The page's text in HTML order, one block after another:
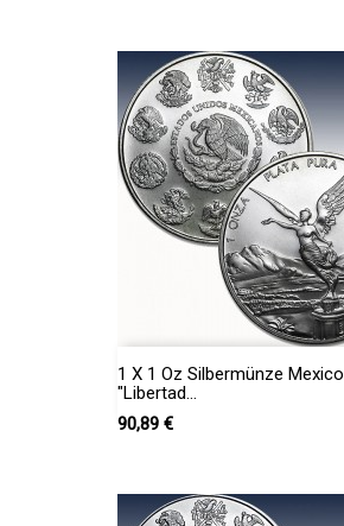
1 X 1 Oz Silbermünze Mexico
"Libertad...
Preis
90,89 €